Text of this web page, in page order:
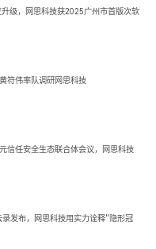
级，网思科技获2025广州市首版次软
符伟率队调研网思科技
信任安全生态联合体会议，网思科技
发布，网思科技用实力诠释"隐形冠